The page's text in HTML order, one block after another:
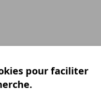
Ø
pour faciliter